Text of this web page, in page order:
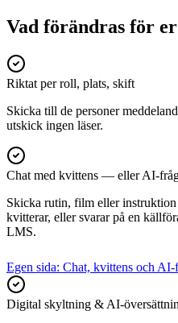
Vad förändras för
Riktat per roll, plats, skift
Skicka till de personer
utskick ingen läser.
Chat med kvittens — eller AI-
Skicka rutin, film eller
kvitterar, eller svarar på en
LMS.
Egen sida: Chat, kvittens och AI-
Digital skyltning & AI-